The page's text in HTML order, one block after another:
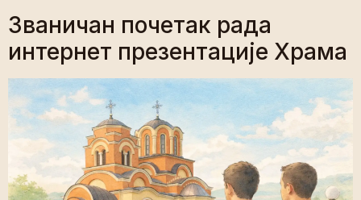
Званичан почетак рада
интернет презентације Храма